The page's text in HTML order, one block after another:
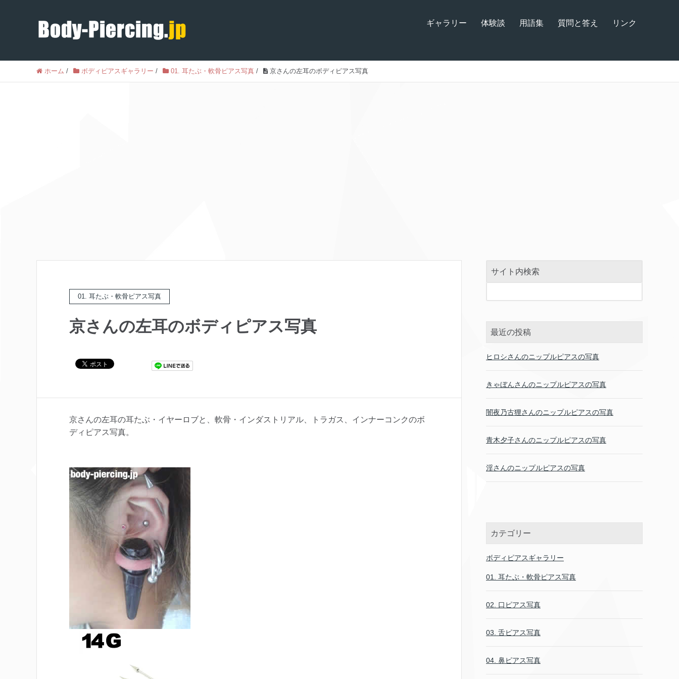
ギャラリー 体験談 用語集 質問と答え リンク
ホーム / ボディピアスギャラリー / 01. 耳たぶ・軟骨ピアス写真 / 京さんの左耳のボディピアス写真
01. 耳たぶ・軟骨ピアス写真
京さんの左耳のボディピアス写真
京さんの左耳の耳たぶ・イヤーロブと、軟骨・インダストリアル、トラガス、インナーコンクのボ
ディピアス写真。
サイト内検索
最近の投稿
ヒロシさんのニップルピアスの写真
きゃぼんさんのニップルピアスの写真
闇夜乃古狸さんのニップルピアスの写真
青木夕子さんのニップルピアスの写真
淫さんのニップルピアスの写真
カテゴリー
ボディピアスギャラリー
01. 耳たぶ・軟骨ピアス写真
02. 口ピアス写真
03. 舌ピアス写真
04. 鼻ピアス写真